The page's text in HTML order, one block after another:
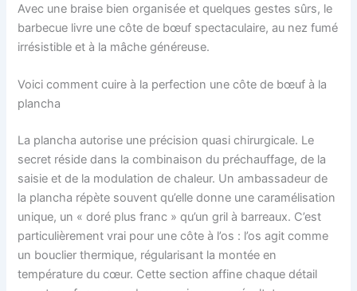
Avec une braise bien organisée et quelques gestes sûrs, le
barbecue livre une côte de bœuf spectaculaire, au nez fumé
irrésistible et à la mâche généreuse.
Voici comment cuire à la perfection une côte de bœuf à la
plancha
La plancha autorise une précision quasi chirurgicale. Le
secret réside dans la combinaison du préchauffage, de la
saisie et de la modulation de chaleur. Un ambassadeur de
la plancha répète souvent qu’elle donne une caramélisation
unique, un « doré plus franc » qu’un gril à barreaux. C’est
particulièrement vrai pour une côte à l’os : l’os agit comme
un bouclier thermique, régularisant la montée en
température du cœur. Cette section affine chaque détail